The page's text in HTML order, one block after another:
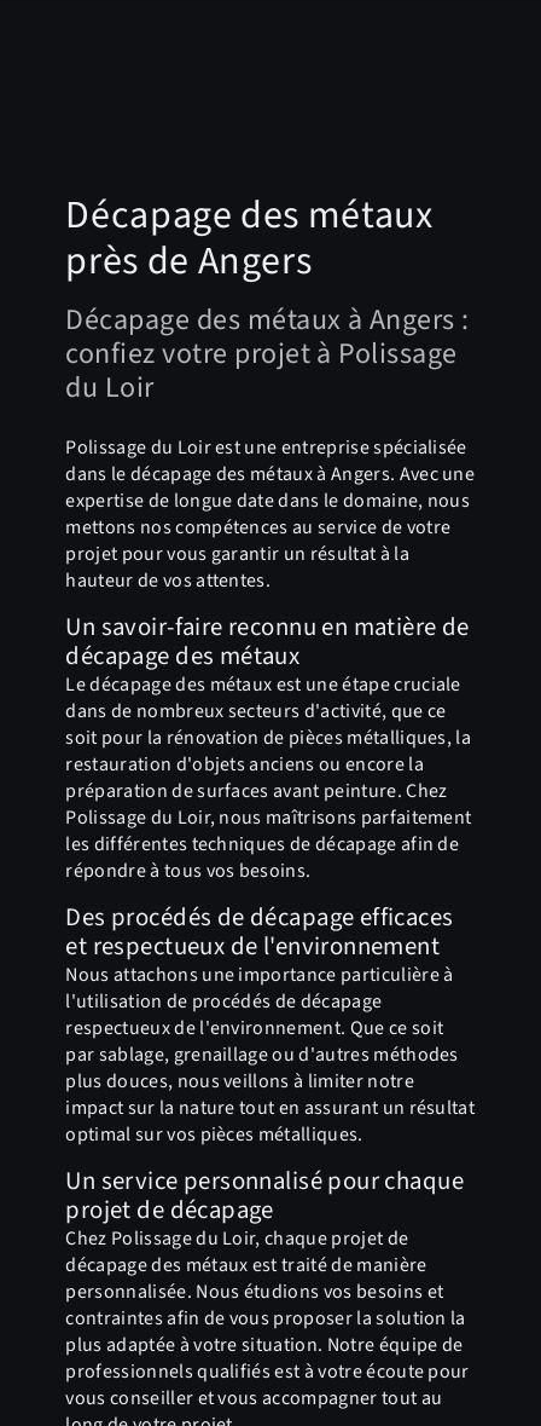
Décapage des métaux
près de Angers
Décapage des métaux à Angers :
confiez votre projet à Polissage
du Loir
Polissage du Loir est une entreprise spécialisée
dans le décapage des métaux à Angers. Avec une
expertise de longue date dans le domaine, nous
mettons nos compétences au service de votre
projet pour vous garantir un résultat à la
hauteur de vos attentes.
Un savoir-faire reconnu en matière de
décapage des métaux
Le décapage des métaux est une étape cruciale
dans de nombreux secteurs d'activité, que ce
soit pour la rénovation de pièces métalliques, la
restauration d'objets anciens ou encore la
préparation de surfaces avant peinture. Chez
Polissage du Loir, nous maîtrisons parfaitement
les différentes techniques de décapage afin de
répondre à tous vos besoins.
Des procédés de décapage efficaces
et respectueux de l'environnement
Nous attachons une importance particulière à
l'utilisation de procédés de décapage
respectueux de l'environnement. Que ce soit
par sablage, grenaillage ou d'autres méthodes
plus douces, nous veillons à limiter notre
impact sur la nature tout en assurant un résultat
optimal sur vos pièces métalliques.
Un service personnalisé pour chaque
projet de décapage
Chez Polissage du Loir, chaque projet de
décapage des métaux est traité de manière
personnalisée. Nous étudions vos besoins et
contraintes afin de vous proposer la solution la
plus adaptée à votre situation. Notre équipe de
professionnels qualifiés est à votre écoute pour
vous conseiller et vous accompagner tout au